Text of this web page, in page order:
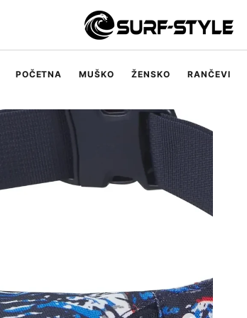
POČETNA MUŠKO
Muške majice
Muški džemperi
ŽENSKO RANČEVI